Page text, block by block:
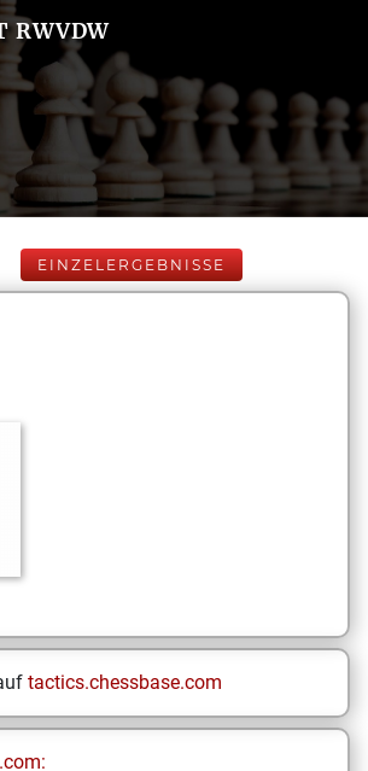
RWVDW
EINZELERGEBNISSE
tactics.chessbase.com